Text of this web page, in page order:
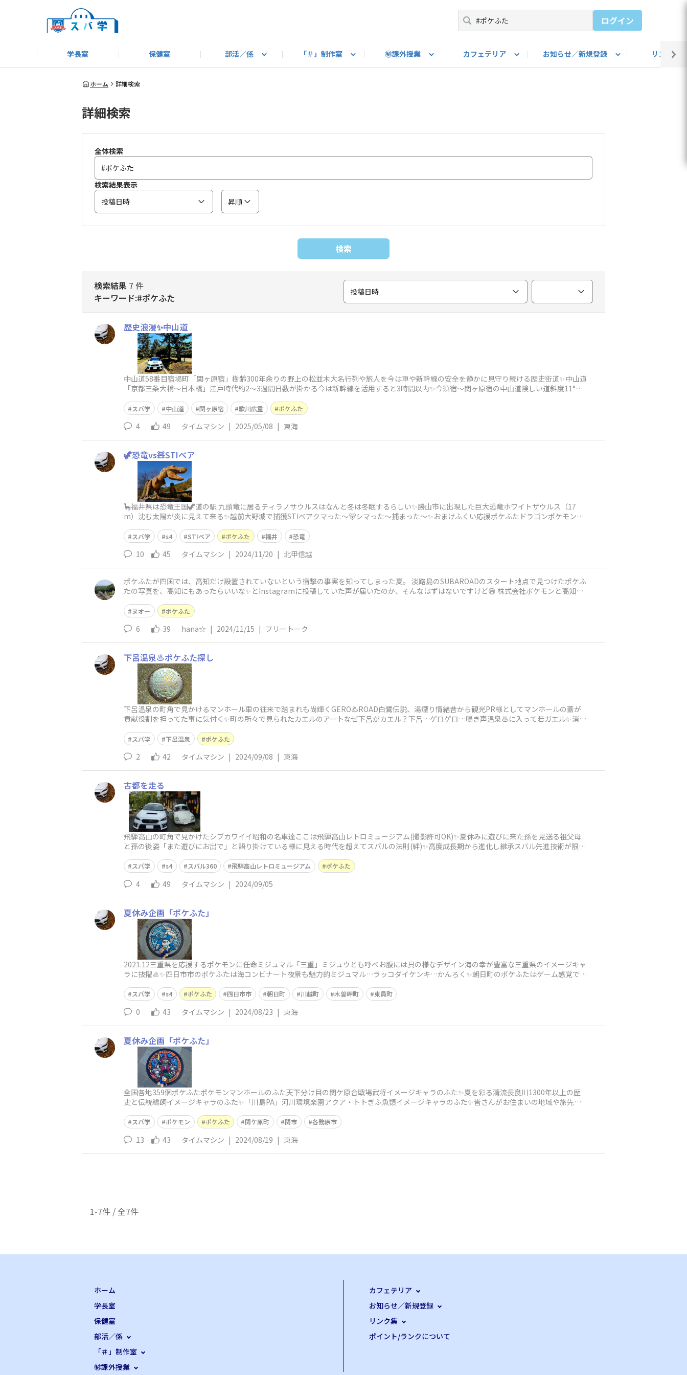
ログイン
学長室 保健室 部活／係
キャンプ＆アウトドア部
モータースポーツ部
「＃」制作室
＃洗車同好会
その他
㊙課外授業 カフェテリア
教えてコーナー
お知らせ／新規登録
はじめましての方へ
リンク集
SUBARUオフィシャルWebサイト
ホーム 詳細検索
詳細検索
全体検索
検索結果表示
投稿日時
昇順
検索
検索結果 7 件
キーワード:#ポケふた
投稿日時
歴史浪漫✨中山道
中山道58番目宿場町「関ヶ原宿」樹齢300年余りの野上の松並木大名行列や旅人を今は車や新幹線の安全を静かに見守り続ける歴史街道✨中山道
「京都三条大橋〜日本橋」江戸時代約2〜3週間日数が掛かる今は新幹線を活用すると3時間以内✨今須宿〜関ヶ原宿の中山道険しい道斜度11°歴
スバ学 中山道 関ヶ原宿 歌川広重 ポケふた
4 49 タイムマシン | 2025/05/08 | 東海
🦖恐竜vs🧸STIベア
🦕福井県は恐竜王国🦖道の駅 九頭竜に居るティラノサウルスはなんと冬は冬眠するらしい✨勝山市に出現した巨大恐竜ホワイトザウルス（17
m）沈む太陽が炎に見えて来る✨越前大野城で捕獲STIベアクマった〜🐻シマった〜捕まった〜✨おまけふくい応援ポケふたドラゴンポケモンカ
スバ学 s4 STIベア ポケふた 福井 恐竜
10 45 タイムマシン | 2024/11/20 | 北甲信越
ポケふたが四国では、高知だけ設置されていないという衝撃の事実を知ってしまった夏。 淡路島のSUBAROADのスタート地点で見つけたポケふ
たの写真を、高知にもあったらいいな✨とInstagramに投稿していた声が届いたのか、そんなはずはないですけど😅 株式会社ポケモンと高知県
ヌオー ポケふた
6 39 hana☆ | 2024/11/15 | フリートーク
下呂温泉♨️ポケふた探し
下呂温泉の町角で見かけるマンホール車の往来で踏まれも尚輝くGERO♨️ROAD白鷺伝説、湯煙り情緒昔から観光PR様としてマンホールの蓋が
貢献役割を担ってた事に気付く✨町の所々で見られたカエルのアートなぜ下呂がカエル？下呂…ゲロゲロ…鳴き声温泉♨️に入って若ガエル✨消火
スバ学 下呂温泉 ポケふた
2 42 タイムマシン | 2024/09/08 | 東海
古都を走る
飛騨高山の町角で見かけたシブカワイイ昭和の名車達ここは飛騨高山レトロミュージアム(撮影許可OK)✨夏休みに遊びに来た孫を見送る祖父母
と孫の後姿「また遊びにお出で」と語り掛けている様に見える時代を超えてスバルの法則(絆)✨高度成長期から進化し継承スバル先進技術が限り
スバ学 s4 スバル360 飛騨高山レトロミュージアム ポケふた
4 49 タイムマシン | 2024/09/05
夏休み企画「ポケふた」
2021.12三重県を応援するポケモンに任命ミジュマル「三重」ミジュウとも呼べお腹には貝の様なデザイン海の幸が豊富な三重県のイメージキャ
ラに抜擢🦪✨四日市市のポケふたは海コンビナート夜景も魅力的ミジュマル…ラッコダイケンキ…かんろく✨朝日町のポケふたはゲーム感覚で探
スバ学 s4 ポケふた 四日市市 朝日町 川越町 木曽岬町 東員町
0 43 タイムマシン | 2024/08/23 | 東海
夏休み企画「ポケふた」
全国各地359個ポケふたポケモンマンホールのふた天下分け目の関ケ原合戦場武将イメージキャラのふた✨夏を彩る清流長良川1300年以上の歴
史と伝統鵜飼イメージキャラのふた✨「川島PA」河川環境楽園アクア・トトぎふ魚類イメージキャラのふた✨皆さんがお住まいの地域や旅先で
スバ学 ポケモン ポケふた 関ケ原町 関市 各務原市
13 43 タイムマシン | 2024/08/19 | 東海
1-7件 / 全7件
ホーム
学長室
保健室
部活／係
「＃」制作室
㊙課外授業
カフェテリア
お知らせ／新規登録
リンク集
ポイント/ランクについて